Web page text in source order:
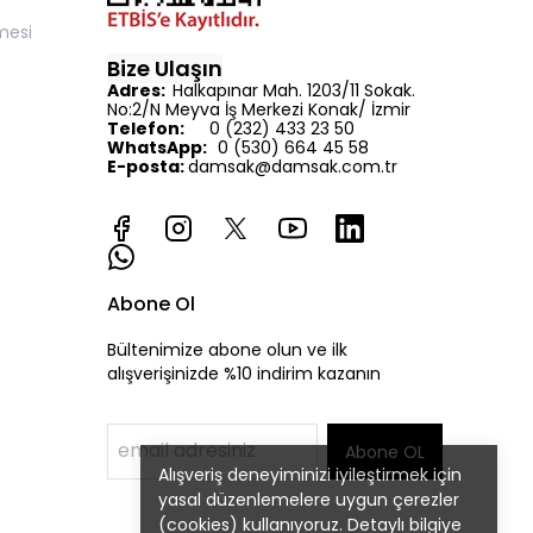
Alışveriş deneyiminizi iyileştirmek için
yasal düzenlemelere uygun çerezler
(cookies) kullanıyoruz. Detaylı bilgiye
Bize Ulaşın
Adres: Halkapınar Mah. 1203/11 Sokak.
No:2/N Meyva İş Merkezi Konak/ İzmir
Telefon: 0 (232) 433 23 50
WhatsApp: 0 (530) 664 45 58
E-posta:damsak@damsak.com.tr
Abone Ol
Bültenimize abone olun ve ilk
alışverişinizde %10 indirim kazanın
Abone OL